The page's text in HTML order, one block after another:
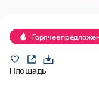
Горячее
Площадь